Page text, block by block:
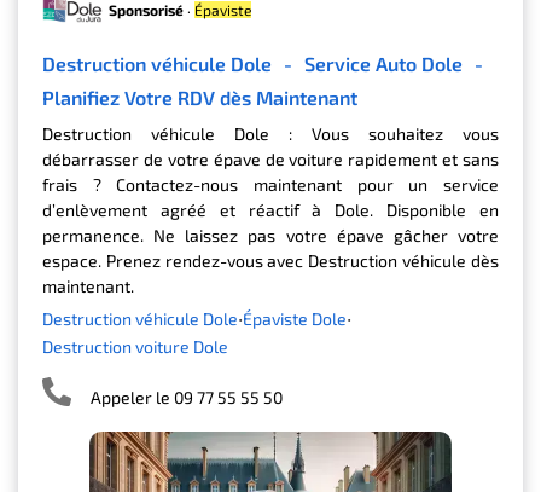
Sponsorisé · Épaviste
Destruction véhicule Dole - Service Auto Dole -
Planifiez Votre RDV dès Maintenant
Destruction véhicule Dole : Vous souhaitez vous
débarrasser de votre épave de voiture rapidement et sans
frais ? Contactez-nous maintenant pour un service
d’enlèvement agréé et réactif à Dole. Disponible en
permanence. Ne laissez pas votre épave gâcher votre
espace. Prenez rendez-vous avec Destruction véhicule dès
maintenant.
Destruction véhicule Dole
Épaviste Dole
Destruction voiture Dole
Appeler le 09 77 55 55 50